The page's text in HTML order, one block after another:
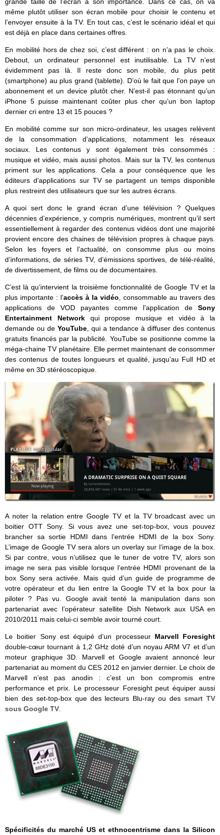
même plutôt utiliser son écran mobile pour choisir le contenu et
l’envoyer ensuite à la TV. En tout cas, c’est le scénario idéal et qui
est déjà en place dans certaines offres.
En mobilité hors de chez soi, c’est différent : on n’a pas le choix.
Debout, un ordinateur personnel est inutilisable. La TV n’est
évidemment pas là. Il reste donc son mobile, du plus petit
(smartphone) au plus grand (tablette). D’où le fait que l’on paye un
abonnement et un device plutôt cher. N’est-il pas étonnant qu’un
iPhone 5 puisse maintenant coûter plus cher qu’un bon laptop
dernier cri entre 13 et 15 pouces ?
En mobilité comme sur son micro-ordinateur, les usages relèvent
de la consommation d’applications, notamment les réseaux
sociaux. Les contenus y sont également très consommés :
musique et vidéo, mais aussi photos. Mais sur la TV, les contenus
priment sur les applications. Cela a pour conséquence que les
éditeurs d’applications sur TV se partagent un temps disponible
plus restreint des utilisateurs que sur les autres écrans.
A quoi sert donc le grand écran d’une télévision ? Quelques
décennies d’expérience, y compris numériques, montrent qu’il sert
essentiellement à regarder des contenus vidéos dont une majorité
provient encore des chaines de télévision propres à chaque pays.
Selon les foyers et l’actualité, on consomme plus ou moins
d’informations, de séries TV, d’émissions sportives, de télé-réalité,
de divertissement, de films ou de documentaires.
C’est là qu’intervient la troisième fonctionnalité de Google TV et la
plus importante : l’accès à la vidéo, consommable au travers des
applications de VOD payantes comme l’application de Sony
Entertainment Network qui propose musique et vidéo à la
demande ou de YouTube, qui a tendance à diffuser des contenus
gratuits financés par la publicité. YouTube se positionne comme la
méga-chaine TV planétaire. Elle permet maintenant de consommer
des contenus de toutes longueurs et qualité, jusqu’au Full HD et
même en 3D stéréoscopique.
A noter la relation entre Google TV et la TV broadcast avec un
boitier OTT Sony. Si vous avez une set-top-box, vous pouvez
brancher sa sortie HDMI dans l’entrée HDMI de la box Sony.
L’image de Google TV sera alors un overlay sur l’image de la box.
Si par contre, vous n’utilisez que le tuner de votre TV, alors son
image ne sera pas visible lorsque l’entrée HDMI provenant de la
box Sony sera activée. Mais quid d’un guide de programme de
votre opérateur et du lien entre la Google TV et la box pour la
piloter ? Pas vu. Google avait tenté la manipulation dans son
partenariat avec l’opérateur satellite Dish Network aux USA en
2010/2011 mais celui-ci semble avoir tourné court.
Le boitier Sony est équipé d’un processeur Marvell Foresight
double-cœur tournant à 1,2 GHz doté d’un noyau ARM V7 et d’un
moteur graphique 3D. Marvell et Google avaient annoncé leur
partenariat au moment du CES 2012 en janvier dernier. Le choix de
Marvell n’est pas anodin : c’est un bon compromis entre
performance et prix. Le processeur Foresight peut équiper aussi
bien des set-top-box que des lecteurs Blu-ray ou dessmart TV
sous Google TV
Spécificités du marché US et ethnocentrisme dans la Silicon